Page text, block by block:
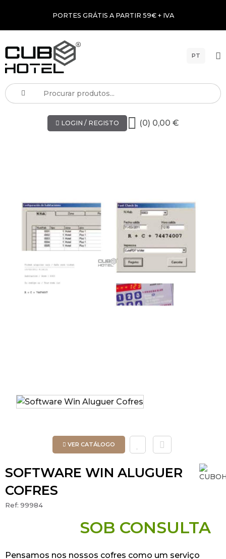
PORTES GRÁTIS A PARTIR 59€ + IVA
PT
LOGIN / REGISTO (0) 0,00 €
VER CATÁLOGO
SOFTWARE WIN ALUGUER
COFRES
Ref: 99984
SOB CONSULTA
Pensamos nos nossos cofres como um serviço